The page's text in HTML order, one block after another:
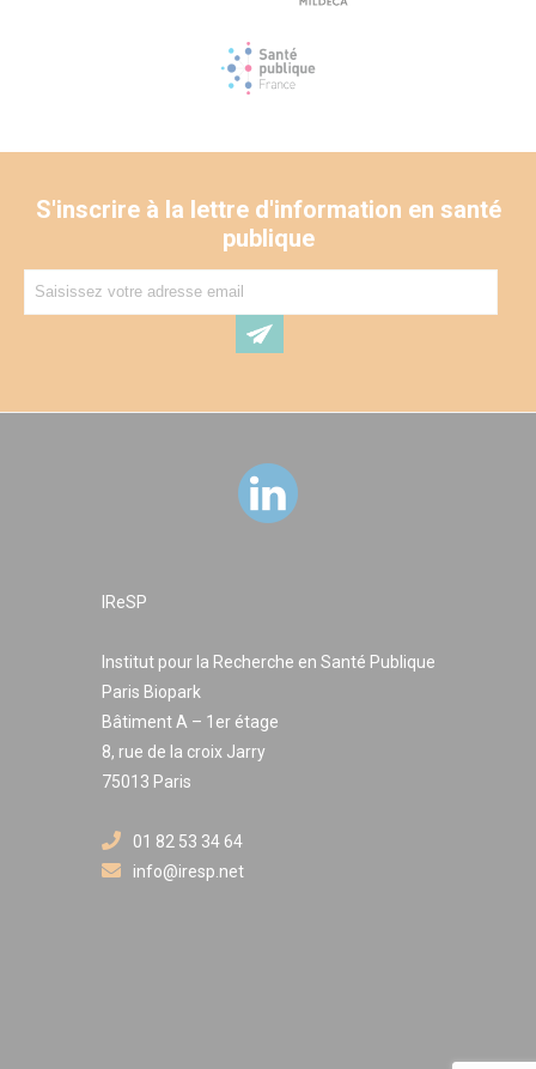
S'inscrire à la lettre d'information en santé
publique
IReSP
Institut pour la Recherche en Santé Publique
Paris Biopark
Bâtiment A – 1er étage
8, rue de la croix Jarry
75013 Paris
01 82 53 34 64
info@iresp.net